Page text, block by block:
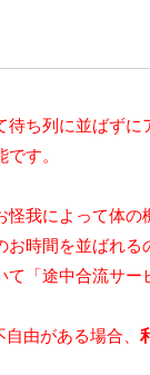
ち列に並ばずに
す。
怪我によって体の
時間を並ばれる
て「途中合流サー
由がある場合、